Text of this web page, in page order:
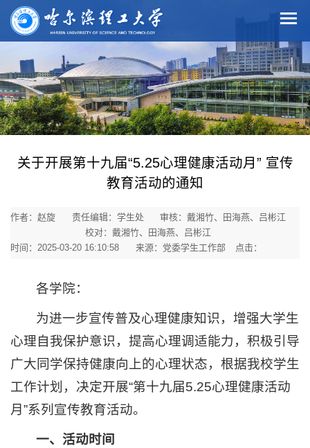
关于开展第十九届“5.25心理健康活动月” 宣传
教育活动的通知
作者：赵旋 责任编辑：学生处
审核：戴湘竹、田海燕、吕彬江
校对：戴湘竹、田海燕、吕彬江
时间：2025-03-20 16:10:58
来源：党委学生工作部 点击：
各学院：
为进一步宣传普及心理健康知识，增强大学生
心理自我保护意识，提高心理调适能力，积极引导
广大同学保持健康向上的心理状态，根据我校学生
工作计划，决定开展“第十九届5.25心理健康活动
月”系列宣传教育活动。
一、活动时间